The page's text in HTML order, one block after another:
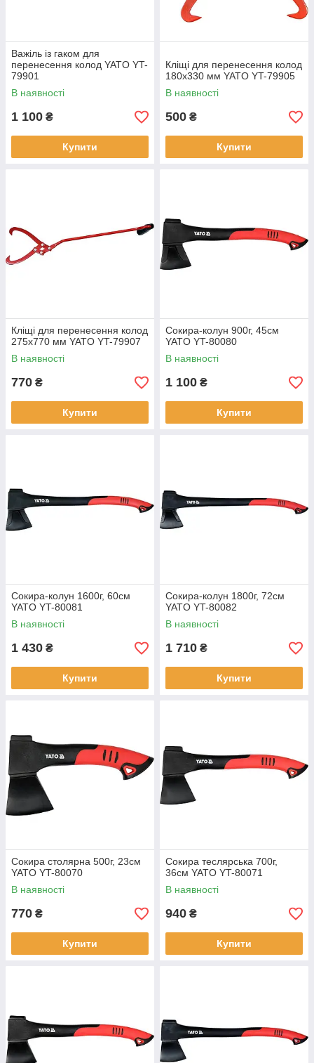
Важіль із гаком для
перенесення колод YATO YT-
79901
В наявності
1 100 ₴
Купити
Кліщі для перенесення колод
180х330 мм YATO YT-79905
В наявності
500 ₴
Купити
Кліщі для перенесення колод
275х770 мм YATO YT-79907
В наявності
770 ₴
Купити
Сокира-колун 900г, 45см
YATO YT-80080
В наявності
1 100 ₴
Купити
Сокира-колун 1600г, 60см
YATO YT-80081
В наявності
1 430 ₴
Купити
Сокира-колун 1800г, 72см
YATO YT-80082
В наявності
1 710 ₴
Купити
Сокира столярна 500г, 23см
YATO YT-80070
В наявності
770 ₴
Купити
Сокира теслярська 700г,
36см YATO YT-80071
В наявності
940 ₴
Купити